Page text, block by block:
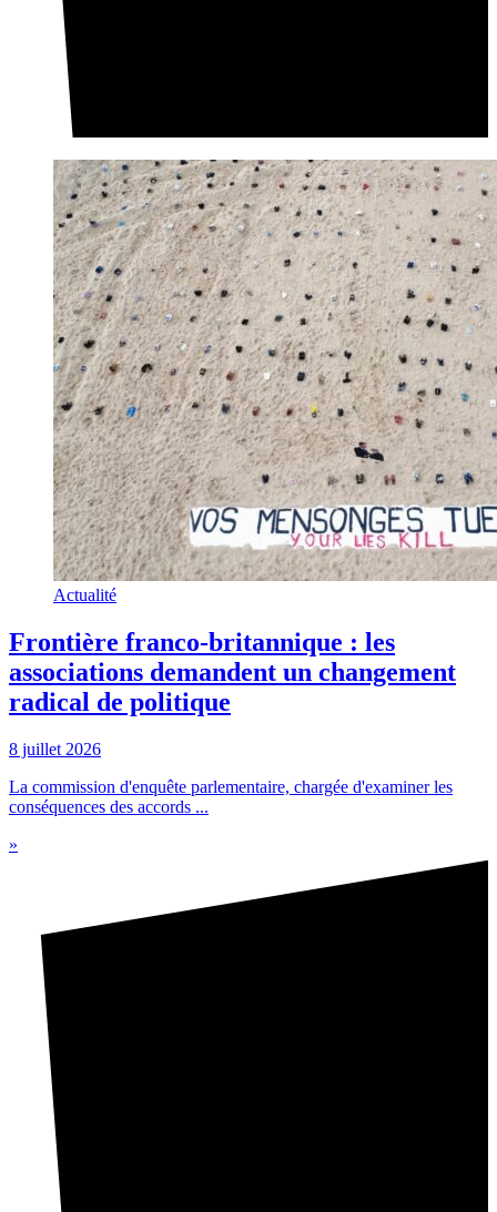
Actualité
Frontière franco-britannique : les
associations demandent un changement
radical de politique
8 juillet 2026
La commission d'enquête parlementaire, chargée d'examiner les
conséquences des accords ...
»